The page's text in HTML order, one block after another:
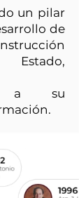
un pilar
de
a su